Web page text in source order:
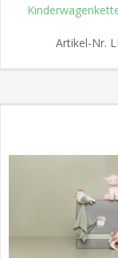
Artikel-Nr.